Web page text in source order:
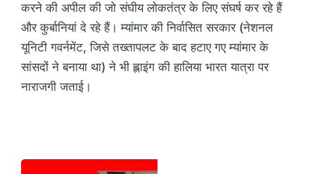
करने की अपील की जो संघीय लोकतंत्र के लिए संघर्ष कर रहे हैं
और कुर्बानियां दे रहे हैं। म्यांमार की निर्वासित सरकार (नेशनल
यूनिटी गवर्नमेंट, जिसे तख्तापलट के बाद हटाए गए म्यांमार के
सांसदों ने बनाया था) ने भी ह्लाइंग की हालिया भारत यात्रा पर
नाराजगी जताई।